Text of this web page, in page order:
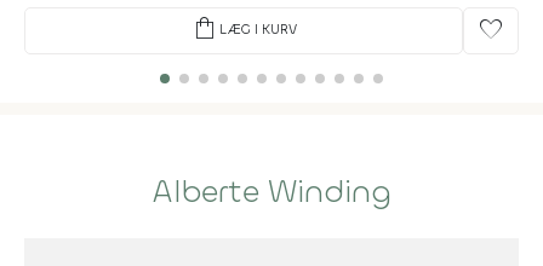
shopping_bag LÆG I KURV favorite
Alberte Winding